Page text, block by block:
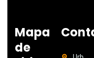
Mapa
de